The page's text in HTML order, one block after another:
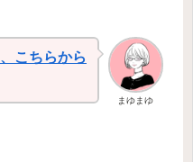
まゆまゆ
こちらから